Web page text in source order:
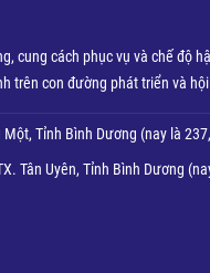
cung cách phục vụ và chế độ
trên con đường phát triển và
Một, Tỉnh Bình Dương (nay là 237,
Tân Uyên, Tỉnh Bình Dương